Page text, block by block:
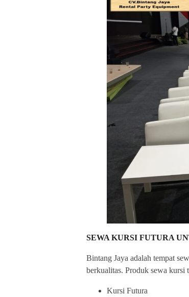
SEWA KURSI FUTURA
Bintang Jaya adalah tempat
berkualitas. Produk sewa kursi
Kursi Futura